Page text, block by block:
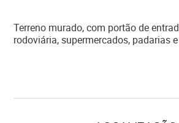
Terreno murado, com portão de
rodoviária, supermercados, padarias